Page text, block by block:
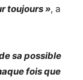
toujours », a
sa possible
fois que